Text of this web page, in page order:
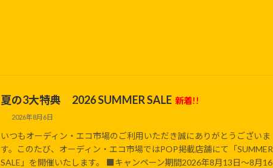
夏の3大特典 2026 SUMMER SALE 新着!!
2026年8月6日
いつもオーディン・エコ市場のご利用いただき誠にありがとうございま
す。このたび、オーディン・エコ市場ではPOP掲載店舗にて「SUMMER
SALE」を開催いたします。 ■キャンペーン期間2026年8月13日～8月16